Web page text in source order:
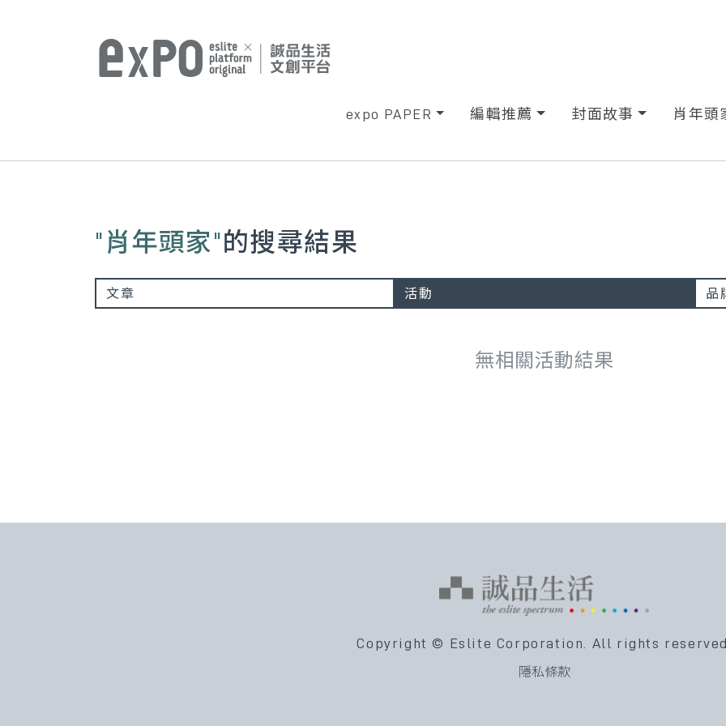
expo PAPER 編輯推薦 封面故事 肖年頭
"肖年頭家"的搜尋結果
文章 活動 品
無相關活動結果
Copyright © Eslite Corporation. All rights
隱私條款